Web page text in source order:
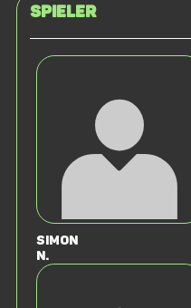
Spieler
Simon
N.